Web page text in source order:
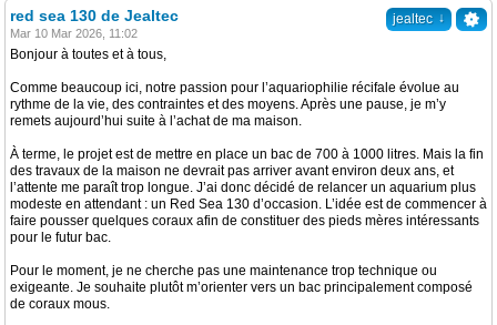
jealtec ↓
red sea 130 de Jealtec
Mar 10 Mar 2026, 11:02
Bonjour à toutes et à tous,
Comme beaucoup ici, notre passion pour l’aquariophilie récifale évolue au
rythme de la vie, des contraintes et des moyens. Après une pause, je m’y
remets aujourd’hui suite à l’achat de ma maison.
À terme, le projet est de mettre en place un bac de 700 à 1000 litres. Mais la fin
des travaux de la maison ne devrait pas arriver avant environ deux ans, et
l’attente me paraît trop longue. J’ai donc décidé de relancer un aquarium plus
modeste en attendant : un Red Sea 130 d’occasion. L’idée est de commencer à
faire pousser quelques coraux afin de constituer des pieds mères intéressants
pour le futur bac.
Pour le moment, je ne cherche pas une maintenance trop technique ou
exigeante. Je souhaite plutôt m’orienter vers un bac principalement composé
de coraux mous.